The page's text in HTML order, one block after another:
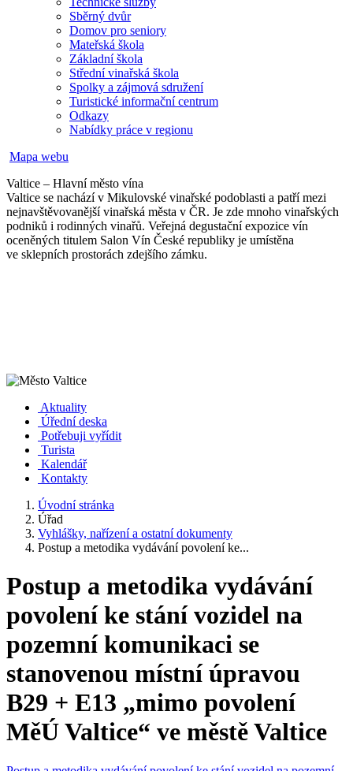
Sběrný dvůr
Domov pro seniory
Mateřská škola
Základní škola
Střední vinařská škola
Spolky a zájmová sdružení
Turistické informační centrum
Odkazy
Nabídky práce v regionu
Mapa webu
Valtice – Hlavní město vína
Valtice se nachází v Mikulovské vinařské podoblasti a patří mezi
nejnavštěvovanější vinařská města v ČR. Je zde mnoho vinařských
podniků i rodinných vinařů. Veřejná degustační expozice vín
oceněných titulem Salon Vín České republiky je umístěna
ve sklepních prostorách zdejšího zámku.
Aktuality
Úřední deska
Potřebuji vyřídit
Turista
Kalendář
Kontakty
Úvodní stránka
Úřad
Vyhlášky, nařízení a ostatní dokumenty
Postup a metodika vydávání povolení ke...
Postup a metodika vydávání
povolení ke stání vozidel na
pozemní komunikaci se
stanovenou místní úpravou
B29 + E13 „mimo povolení
MěÚ Valtice“ ve městě Valtice